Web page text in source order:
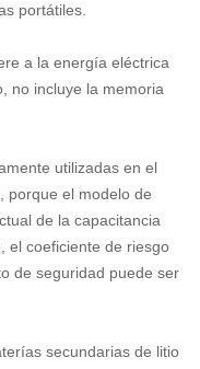
portátiles.
a la energía eléctrica
no incluye la memoria
utilizadas en el
porque el modelo de
de la capacitancia
el coeficiente de riesgo
de seguridad puede ser
secundarias de litio